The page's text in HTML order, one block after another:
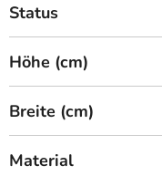
Status
Höhe (cm)
Breite (cm)
Material